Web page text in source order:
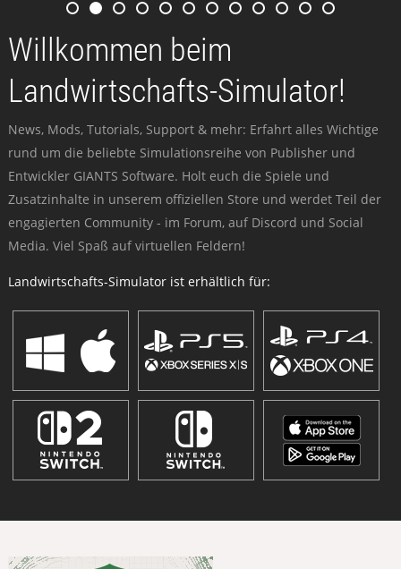
Willkommen beim
Landwirtschafts-Simulator!
News, Mods, Tutorials, Support & mehr: Erfahrt alles Wichtige
rund um die beliebte Simulationsreihe von Publisher und
Entwickler GIANTS Software. Holt euch die Spiele und
Zusatzinhalte in unserem offiziellen Store und werdet Teil der
engagierten Community - im Forum, auf Discord und Social
Media. Viel Spaß auf virtuellen Feldern!
Landwirtschafts-Simulator ist erhältlich für: